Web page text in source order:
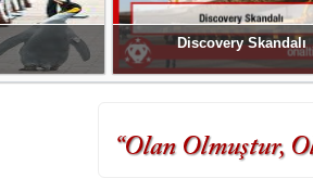
Discovery Skandalı